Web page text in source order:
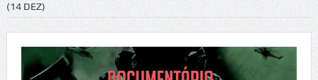
(14 DEZ)